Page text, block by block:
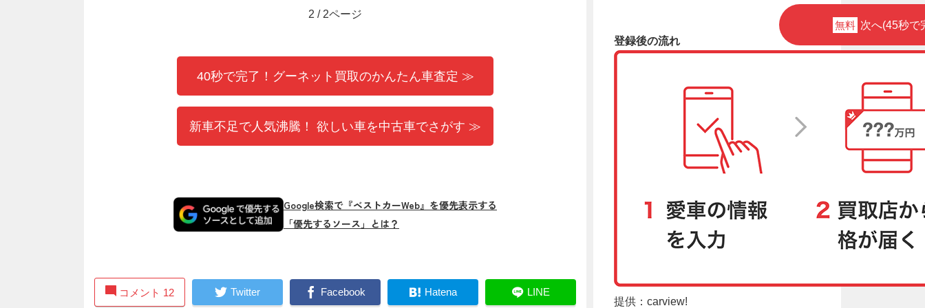
2 / 2ページ
40秒で完了！グーネット買取のかんたん車査定 ≫
新車不足で人気沸騰！ 欲しい車を中古車でさがす ≫
Google検索で『ベストカーWeb』を優先表示する
「優先するソース」とは？
コメント 12 Twitter Facebook Hatena LINE
無料 次へ(45秒で
登録後の流れ
提供：carview!